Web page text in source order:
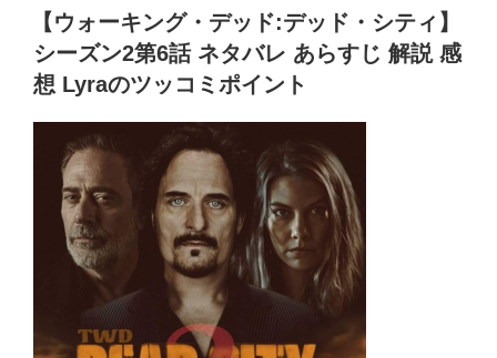
ド:
デ
ッ
ィ】
a
e
ss
r
er
er e
b
o
o
k
日:【ウォーキング・デッド:デッド・シティ】
シーズン2第6話 ネタバレ あらすじ 解説 感
想 Lyraのツッコミポイント